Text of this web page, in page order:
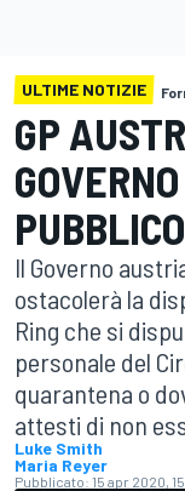
ULTIME NOTIZIE
GP
PUBBLICO
Il Governo
ostacolerà la
Ring che si
personale del
quarantena o
attesti di non
Luke Smith
Maria Reyer
Pubblicato: 15 apr 2020,